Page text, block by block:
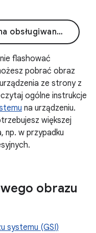
Flashowanie Androida 12L na obsługiwanym urządzeniu
flashować
pobrać obraz
ze strony z
ogólne instrukcje
na urządzeniu.
większej
np. w przypadku
obrazu
systemu (GSI)